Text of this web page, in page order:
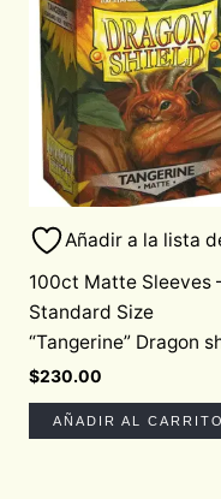
Añadir a la lista
100ct Matte Sleeves
Standard Size
“Tangerine” Dragon
$230.00
AÑADIR AL CARRITO